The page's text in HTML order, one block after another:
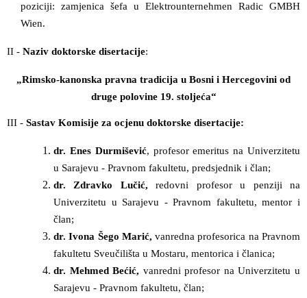
poziciji: zamjenica šefa u Elektrounternehmen Radic GMBH
Wien.
II - Naziv doktorske disertacije:
„Rimsko-kanonska pravna tradicija u Bosni i Hercegovini od
druge polovine 19. stoljeća“
III - Sastav Komisije za ocjenu doktorske disertacije:
dr. Enes Durmišević, profesor emeritus na Univerzitetu
u Sarajevu - Pravnom fakultetu, predsjednik i član;
dr. Zdravko Lučić,redovni profesor u penziji na
Univerzitetu u Sarajevu - Pravnom fakultetu, mentor i
član;
dr. Ivona Šego Marić,vanredna profesorica na Pravnom
fakultetu Sveučilišta u Mostaru, mentorica i članica;
dr. Mehmed Bećić, vanredni profesor na Univerzitetu u
Sarajevu - Pravnom fakultetu, član;